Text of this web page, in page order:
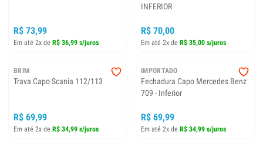
R$ 73,99
Em até 2x de R$ 36,99 s/juros
INFERIOR
R$ 70,00
Em até 2x de R$ 35,00 s/juros
BRIM
Trava Capo Scania 112/113
R$ 69,99
Em até 2x de R$ 34,99 s/juros
IMPORTADO
Fechadura Capo Mercedes Benz
709 - Inferior
R$ 69,99
Em até 2x de R$ 34,99 s/juros